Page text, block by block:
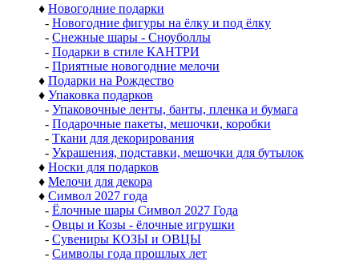
♦ Новогодние подарки
- Новогодние фигуры на ёлку и под ёлку
- Снежные шары - Сноуболлы
- Подарки в стиле КАНТРИ
- Приятные новогодние мелочи
♦ Подарки на Рождество
♦ Упаковка подарков
- Упаковочные ленты, банты, пленка и бумага
- Подарочные пакеты, мешочки, коробки
- Ткани для декорирования
- Украшения, подставки, мешочки для бутылок
♦ Носки для подарков
♦ Мелочи для декора
♦ Символ 2027 года
- Ёлочные шары Символ 2027 Года
- Овцы и Козы - ёлочные игрушки
- Сувениры КОЗЫ и ОВЦЫ
- Символы года прошлых лет